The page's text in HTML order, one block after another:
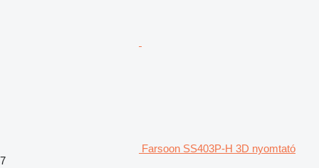
Farsoon SS403P-H 3D nyomtató
7